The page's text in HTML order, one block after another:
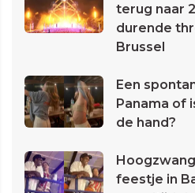
terug naar
durende
Brussel
Een
Panama of
de hand?
feestje in